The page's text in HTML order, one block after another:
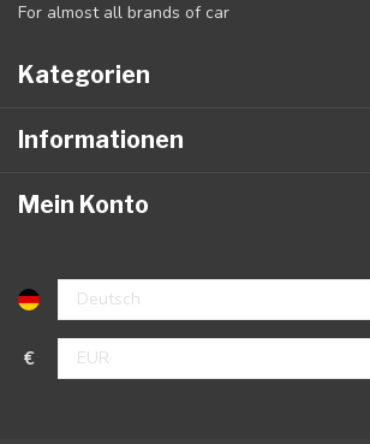
For almost all brands of car
Kategorien
Informationen
Mein Konto
€